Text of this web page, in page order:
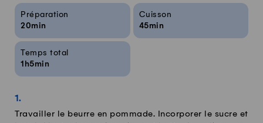
Infos sur la recette
Préparation
20min
Cuisson
45min
Temps total
1h5min
Travailler le beurre en pommade. Incorporer le sucre et